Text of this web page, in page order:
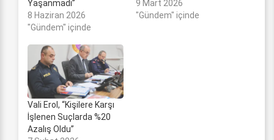
Yaşanmadı”
8 Haziran 2026
"Gündem" içinde
9 Mart 2026
"Gündem" içinde
Vali Erol, “Kişilere Karşı
İşlenen Suçlarda %20
Azalış Oldu”